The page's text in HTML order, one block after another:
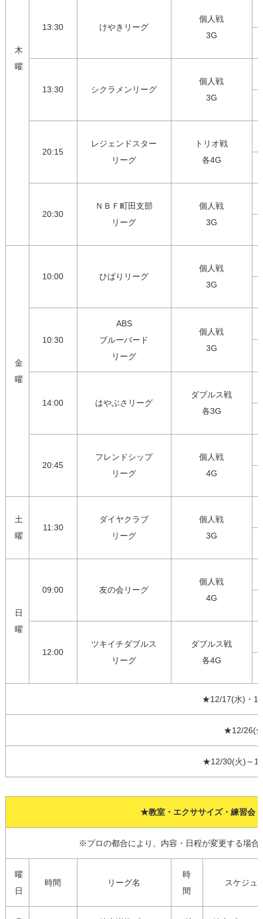
木
曜
13:30 けやきリーグ
個人戦
3G
13:30 シクラメンリーグ
個人戦
3G
20:15
レジェンドスター
リーグ
トリオ戦
各4G
20:30
ＮＢＦ町田支部
リーグ
個人戦
3G
金
曜
10:00 ひばりリーグ
個人戦
3G
10:30
ABS
ブルーバード
リーグ
個人戦
3G
14:00 はやぶさリーグ
ダブルス戦
各3G
20:45
フレンドシップ
リーグ
個人戦
4G
土
曜
11:30
ダイヤクラブ
リーグ
個人戦
3G
日
曜
09:00 友の会リーグ
個人戦
4G
12:00
ツキイチダブルス
リーグ
ダブルス戦
各4G
★12/17(水)・
★12/26(
★12/30(火)～1/
★教室・エクササイズ・練習会
※プロの都合により、内容・日程が変更する場合
曜
日
時間 リーグ名
時
間
スケジュ